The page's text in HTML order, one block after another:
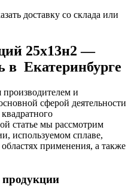
доставку со склада или
25х13н2 —
в Екатеринбурге
и
сферой деятельности
статье мы рассмотрим
используемом сплаве,
применения, а также